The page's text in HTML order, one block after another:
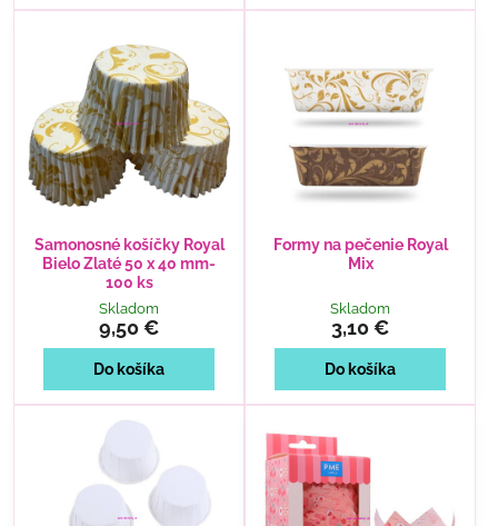
Samonosné košíčky Royal
Bielo Zlaté 50 x 40 mm-
100 ks
Skladom
9,50 €
Do košíka
Formy na pečenie Royal
Mix
Skladom
3,10 €
Do košíka